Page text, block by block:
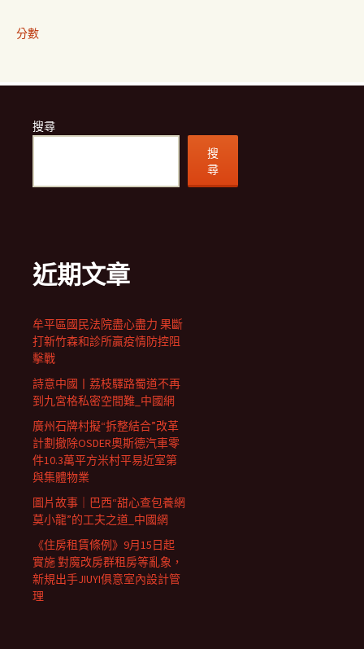
分數
搜尋
搜
尋
近期文章
牟平區國民法院盡心盡力 果斷
打新竹森和診所贏疫情防控阻
擊戰
詩意中國丨荔枝驛路蜀道不再
到九宮格私密空間難_中國網
廣州石牌村擬“拆整結合”改革
計劃撤除OSDER奧斯德汽車零
件10.3萬平方米村平易近室第
與集體物業
圖片故事｜巴西“甜心查包養網
莫小龍”的工夫之道_中國網
《住房租賃條例》9月15日起
實施 對魔改房群租房等亂象，
新規出手JIUYI俱意室內設計管
理